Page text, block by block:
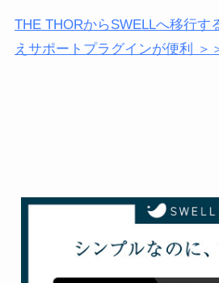
THE THORからSWELLへ移行す
えサポートプラグインが便利 ＞